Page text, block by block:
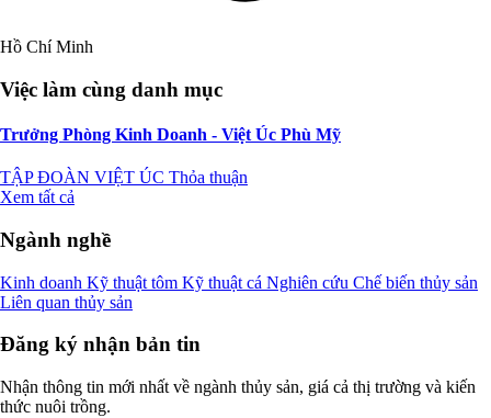
Hồ Chí Minh
Việc làm cùng danh mục
Trưởng Phòng Kinh Doanh - Việt Úc Phù Mỹ
TẬP ĐOÀN VIỆT ÚC Thỏa thuận
Xem tất cả
Ngành nghề
Kinh doanh Kỹ thuật tôm Kỹ thuật cá Nghiên cứu Chế biến thủy sản
Liên quan thủy sản
Đăng ký nhận bản tin
Nhận thông tin mới nhất về ngành thủy sản, giá cả thị trường và kiến
thức nuôi trồng.